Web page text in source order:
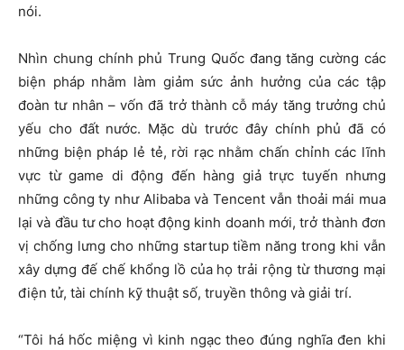
nói.
Nhìn chung chính phủ Trung Quốc đang tăng cường các
biện pháp nhằm làm giảm sức ảnh hưởng của các tập
đoàn tư nhân – vốn đã trở thành cỗ máy tăng trưởng chủ
yếu cho đất nước. Mặc dù trước đây chính phủ đã có
những biện pháp lẻ tẻ, rời rạc nhằm chấn chỉnh các lĩnh
vực từ game di động đến hàng giả trực tuyến nhưng
những công ty như Alibaba và Tencent vẫn thoải mái mua
lại và đầu tư cho hoạt động kinh doanh mới, trở thành đơn
vị chống lưng cho những startup tiềm năng trong khi vẫn
xây dựng đế chế khổng lồ của họ trải rộng từ thương mại
điện tử, tài chính kỹ thuật số, truyền thông và giải trí.
“Tôi há hốc miệng vì kinh ngạc theo đúng nghĩa đen khi